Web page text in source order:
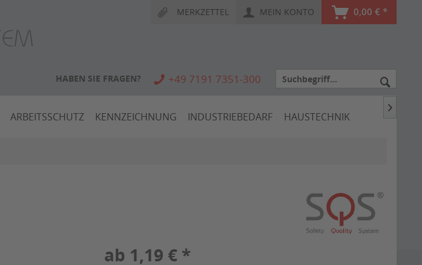
MERKZETTEL MEIN KONTO 0,00 € *
HABEN SIE FRAGEN? +49 7191 7351-300
ARBEITSSCHUTZ KENNZEICHNUNG INDUSTRIEBEDARF HAUSTECHNIK

ab 1,19 € *